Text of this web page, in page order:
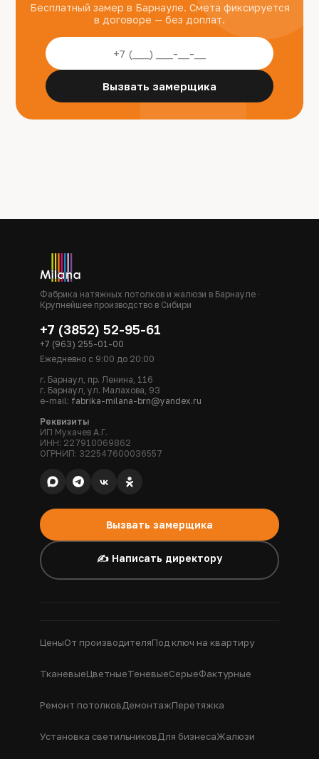
Бесплатный замер в Барнауле. Смета фиксируется
в договоре — без доплат.
Вызвать замерщика
Фабрика натяжных потолков и жалюзи в Барнауле ·
Крупнейшее производство в Сибири
+7 (3852) 52-95-61
+7 (963) 255-01-00
Ежедневно с 9:00 до 20:00
г. Барнаул, пр. Ленина, 116
г. Барнаул, ул. Малахова, 93
e-mail: fabrika-milana-brn@yandex.ru
Реквизиты
ИП Мухачев А.Г.
ИНН: 227910069862
ОГРНИП: 322547600036557
Вызвать замерщика
✍️ Написать директору
ЦеныОт производителяПод ключ на квартиру
ТканевыеЦветныеТеневыеСерыеФактурные
Ремонт потолковДемонтажПеретяжка
Установка светильниковДля бизнесаЖалюзи